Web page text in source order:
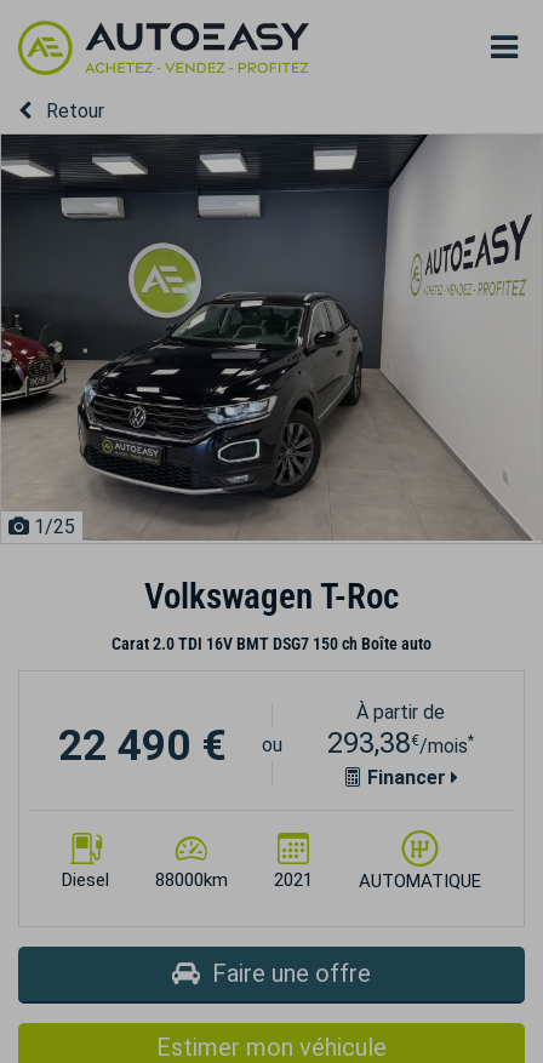
Retour
1 /25
Volkswagen T-Roc
Carat 2.0 TDI 16V BMT DSG7 150 ch Boîte auto
Diesel 88000km 2021 AUTOMATIQUE
22 490 € ou
À partir de
293,38€/mois*
Financer
Faire une offre
Estimer mon véhicule